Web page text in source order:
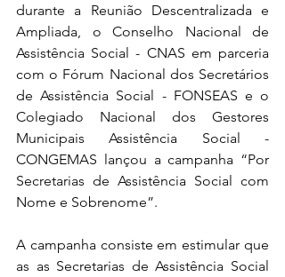
durante a Reunião Descentralizada e
Ampliada, o Conselho Nacional de
Assistência Social - CNAS em parceria
com o Fórum Nacional dos Secretários
de Assistência Social - FONSEAS e o
Colegiado Nacional dos Gestores
Municipais Assistência Social -
CONGEMAS lançou a campanha “Por
Secretarias de Assistência Social com
Nome e Sobrenome”.
A campanha consiste em estimular que
as as Secretarias de Assistência Social